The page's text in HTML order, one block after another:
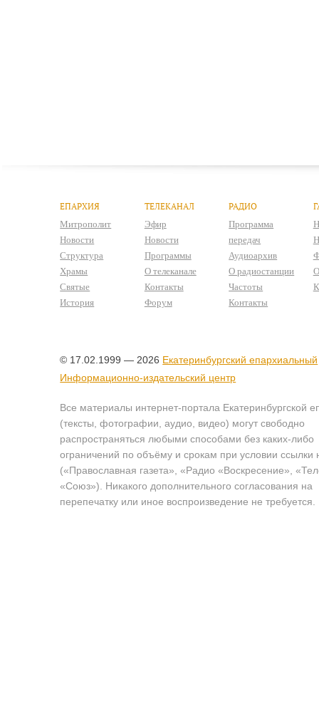
ЕПАРХИЯ
Митрополит
Новости
Структура
Храмы
Святые
История
ТЕЛЕКАНАЛ
Эфир
Новости
Программы
О телеканале
Контакты
Форум
РАДИО
Программа
передач
Аудиоархив
О радиостанции
Частоты
Контакты
© 17.02.1999 — 2026 Екатеринбургский епархиальный
Информационно-издательский центр
Все материалы интернет-портала Екатеринбургской
(тексты, фотографии, аудио, видео) могут свободно
распространяться любыми способами без каких-либо
ограничений по объёму и срокам при условии ссылки
(«Православная газета», «Радио «Воскресение»,
«Союз»). Никакого дополнительного согласования на
перепечатку или иное воспроизведение не требуется.